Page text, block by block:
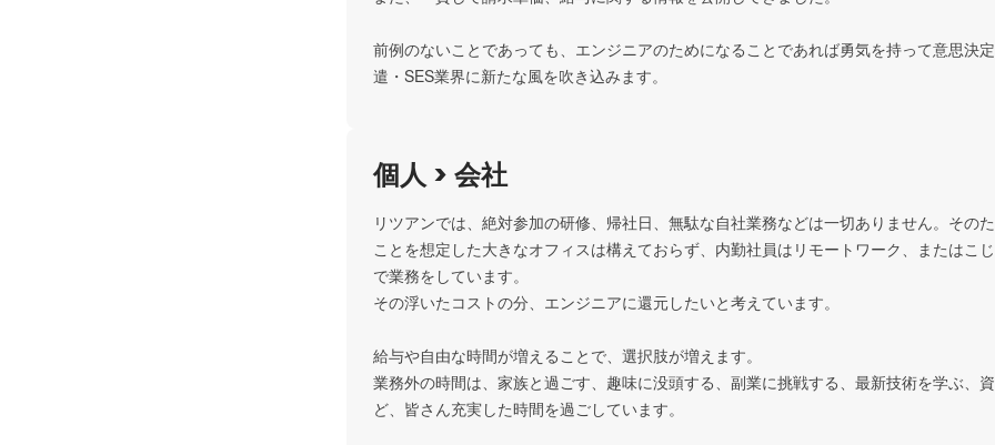
前例のないことであっても、エンジニアのためになることであれば勇気を持って意思決
遣・SES業界に新たな風を吹き込みます。
個人 > 会社
リツアンでは、絶対参加の研修、帰社日、無駄な自社業務などは一切ありません。その
ことを想定した大きなオフィスは構えておらず、内勤社員はリモートワーク、またはこ
で業務をしています。
その浮いたコストの分、エンジニアに還元したいと考えています。
給与や自由な時間が増えることで、選択肢が増えます。
業務外の時間は、家族と過ごす、趣味に没頭する、副業に挑戦する、最新技術を学ぶ、
ど、皆さん充実した時間を過ごしています。